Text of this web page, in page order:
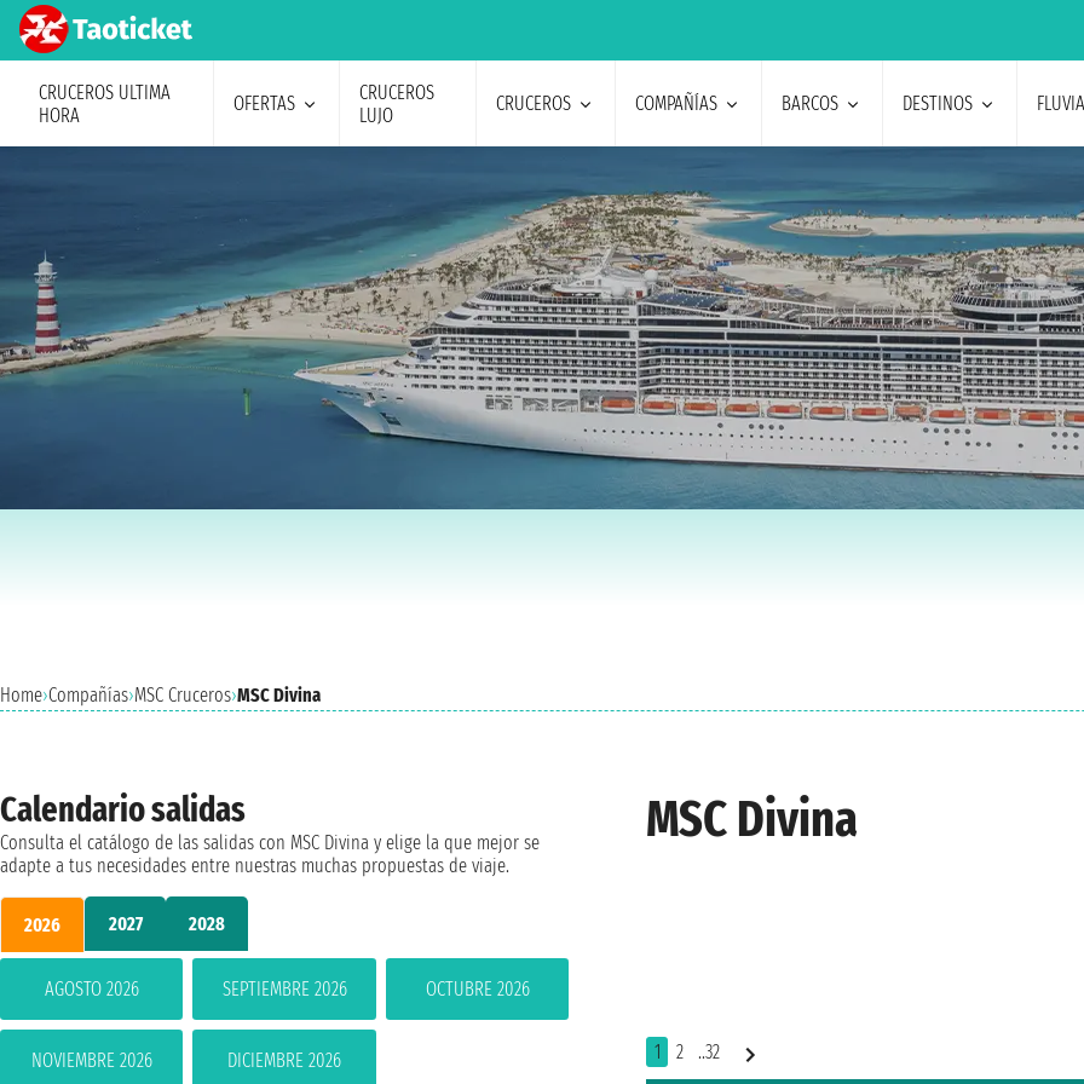
CRUCEROS ULTIMA
HORA
OFERTAS
CRUCEROS
LUJO
CRUCEROS COMPAÑÍAS BARCOS DESTINOS
Home›Compañías›MSC Cruceros›MSC Divina
MSC Divina
1 2 ..32
Calendario salidas
Consulta el catálogo de las salidas con MSC Divina y elige la que mejor se
adapte a tus necesidades entre nuestras muchas propuestas de viaje.
2026 2027 2028
AGOSTO 2026 SEPTIEMBRE 2026 OCTUBRE 2026
NOVIEMBRE 2026 DICIEMBRE 2026